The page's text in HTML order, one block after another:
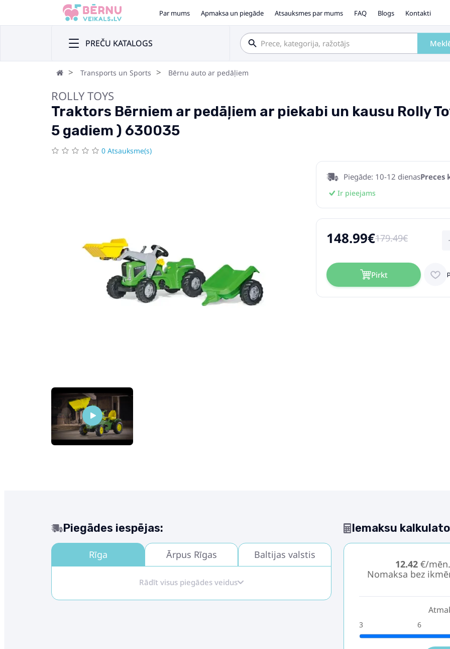
Par mums Apmaksa un piegāde Atsauksmes par mums FAQ Blogs Kontakti
PREČU KATALOGS
Transports un Sports Bērnu auto ar pedāļiem
ROLLY TOYS
Traktors Bērniem ar pedāļiem ar piekabi un kausu Rolly
5 gadiem ) 630035
0 Atsauksme(s)
Piegāde: 10-12 dienasPreces
Ir pieejams
148.99€179.49€
Pirkt
Piegādes iespējas:
Rīga Ārpus Rīgas Baltijas valstis
Rādīt visus piegādes veidus
Iemaksu
12.42€/mēn.
Nomaksa bez
3 6